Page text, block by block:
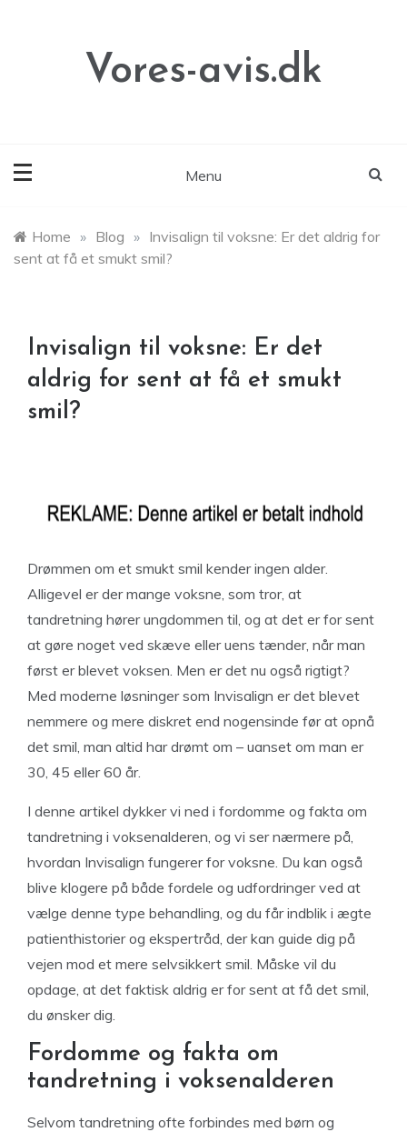
Vores-avis.dk
Menu
Home » Blog » Invisalign til voksne: Er det aldrig for
sent at få et smukt smil?
Invisalign til voksne: Er det
aldrig for sent at få et smukt
smil?
Drømmen om et smukt smil kender ingen alder.
Alligevel er der mange voksne, som tror, at
tandretning hører ungdommen til, og at det er for sent
at gøre noget ved skæve eller uens tænder, når man
først er blevet voksen. Men er det nu også rigtigt?
Med moderne løsninger som Invisalign er det blevet
nemmere og mere diskret end nogensinde før at opnå
det smil, man altid har drømt om – uanset om man er
30, 45 eller 60 år.
I denne artikel dykker vi ned i fordomme og fakta om
tandretning i voksenalderen, og vi ser nærmere på,
hvordan Invisalign fungerer for voksne. Du kan også
blive klogere på både fordele og udfordringer ved at
vælge denne type behandling, og du får indblik i ægte
patienthistorier og ekspertråd, der kan guide dig på
vejen mod et mere selvsikkert smil. Måske vil du
opdage, at det faktisk aldrig er for sent at få det smil,
du ønsker dig.
Fordomme og fakta om
tandretning i voksenalderen
Selvom tandretning ofte forbindes med børn og